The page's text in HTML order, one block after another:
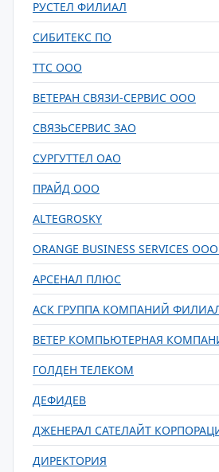
РУСТЕЛ ФИЛИАЛ
СИБИТЕКС ПО
ТТС ООО
ВЕТЕРАН СВЯЗИ-СЕРВИС ООО
СВЯЗЬСЕРВИС ЗАО
СУРГУТТЕЛ ОАО
ПРАЙД ООО
ALTEGROSKY
ORANGE BUSINESS SERVICES
АРСЕНАЛ ПЛЮС
АСК ГРУППА КОМПАНИЙ
ВЕТЕР КОМПЬЮТЕРНАЯ
ГОЛДЕН ТЕЛЕКОМ
ДЕФИДЕВ
ДЖЕНЕРАЛ САТЕЛАЙТ
ДИРЕКТОРИЯ